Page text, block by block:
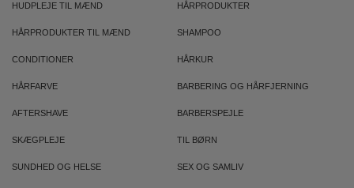
HUDPLEJE TIL MÆND HÅRPRODUKTER
HÅRPRODUKTER TIL MÆND SHAMPOO
CONDITIONER HÅRKUR
HÅRFARVE BARBERING OG HÅRFJERNING
AFTERSHAVE BARBERSPEJLE
SKÆGPLEJE TIL BØRN
SUNDHED OG HELSE SEX OG SAMLIV